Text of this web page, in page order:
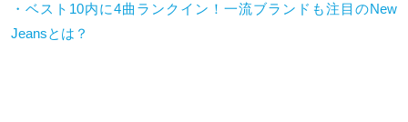
・ベスト10内に4曲ランクイン！一流ブランドも注目のNew
Jeansとは？